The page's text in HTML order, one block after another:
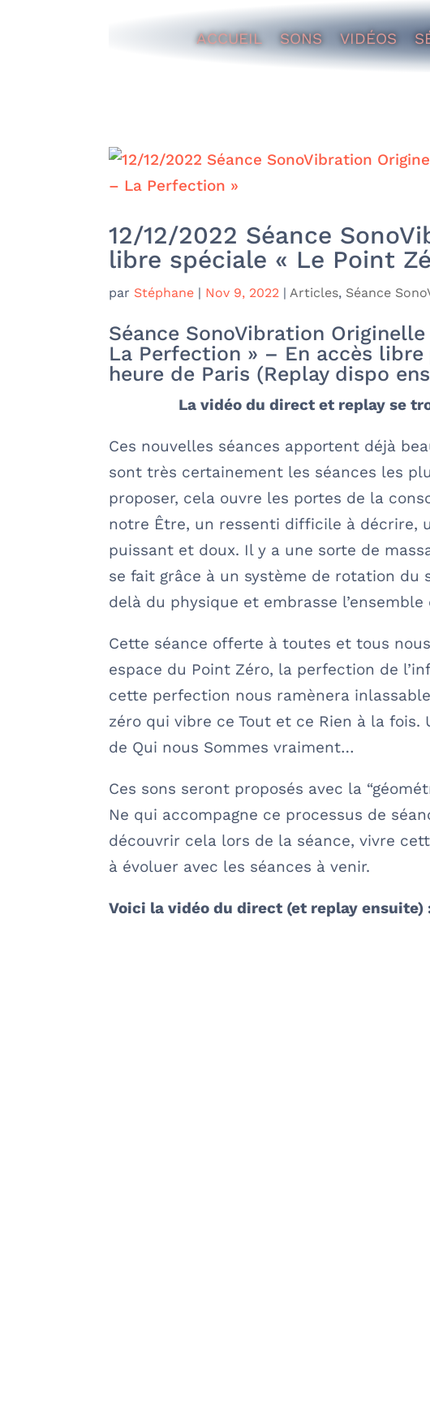
ACCUEIL SONS VIDÉOS
12/12/2022 Séance
libre spéciale « Le Point
par Stéphane | Nov 9, 2022 |Articles, Séance
Séance SonoVibration
La Perfection » – En accès
heure de Paris (Replay dispo
La vidéo du direct et replay se
Ces nouvelles séances apportent déjà
sont très certainement les séances les
proposer, cela ouvre les portes de la
notre Être, un ressenti difficile à décrire,
puissant et doux. Il y a une sorte de
se fait grâce à un système de rotation du
delà du physique et embrasse
Cette séance offerte à toutes et tous
espace du Point Zéro, la perfection de
cette perfection nous ramènera
zéro qui vibre ce Tout et ce Rien à la
de Qui nous Sommes vraiment…
Ces sons seront proposés avec la
Ne qui accompagne ce processus de
découvrir cela lors de la séance, vivre
à évoluer avec les séances à venir.
Voici la vidéo du direct (et replay ensuite)